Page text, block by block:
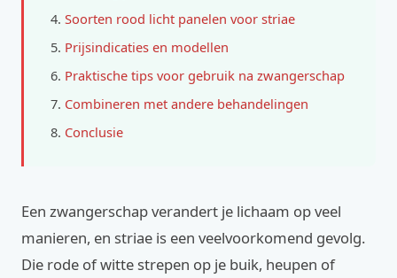
Soorten rood licht panelen voor striae
Prijsindicaties en modellen
Praktische tips voor gebruik na zwangerschap
Combineren met andere behandelingen
Conclusie
Een zwangerschap verandert je lichaam op veel
manieren, en striae is een veelvoorkomend gevolg.
Die rode of witte strepen op je buik, heupen of